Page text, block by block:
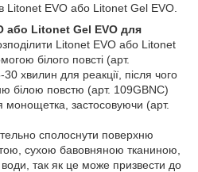
Litonet EVO або Litonet Gel EVO.
або Litonet Gel EVO для
Litonet EVO або Litonet
білого повсті (арт.
хвилин для реакції, після чого
білою повстю (арт. 109GBNC)
монощетка, застосовуючи (арт.
сполоснути поверхню
сухою бавовняною тканиною,
так як це може призвести до